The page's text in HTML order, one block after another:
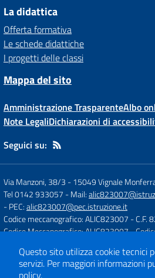
La didattica
Offerta formativa
Le schede didattiche
I progetti delle classi
Mappa del sito
Amministrazione TrasparenteAlbo
Note LegaliDichiarazioni di
Seguici su:
Via Manzoni, 38/3 -15049 Vignale
Tel 0142 933057 - Mail:
- PEC:alic823007@pec.istruzione.it
Codice meccanografico: ALIC823007 - C.F.
Codice Meccanografico: ALIC823007-
Concept &
Questo sito utilizza cookie tecnici
servizi. Per maggiori informazioni
policy.